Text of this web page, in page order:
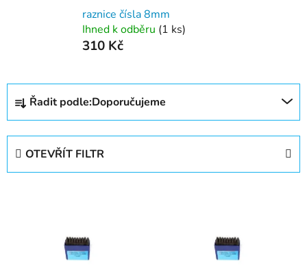
raznice čísla 8mm
Ihned k odběru (1 ks)
310 Kč
Ř
z
Řadit podle:Doporučujeme
OTEVŘÍT FILTR